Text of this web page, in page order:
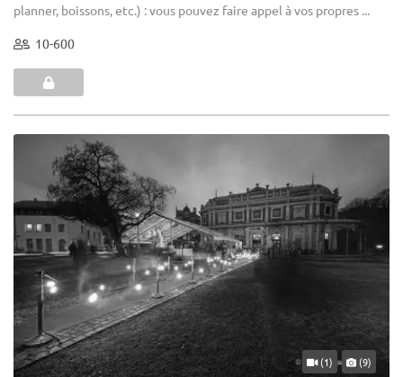
planner, boissons, etc.) : vous pouvez faire appel à vos propres ...
10-600
(1) (9)